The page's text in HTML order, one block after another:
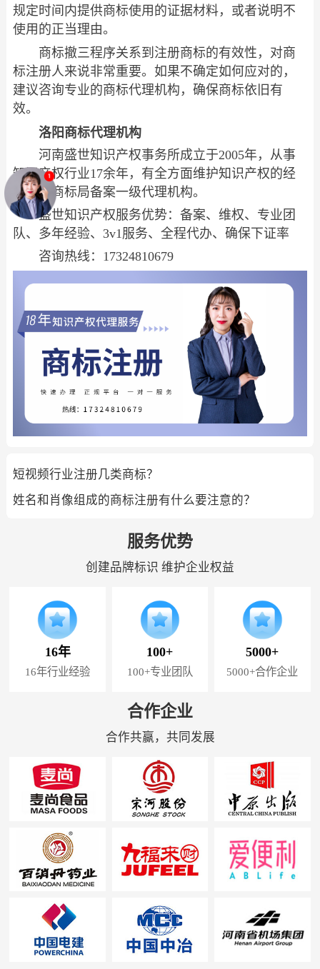
规定时间内提供商标使用的证据材料，或者说明不
使用的正当理由。
商标撤三程序关系到注册商标的有效性，对商
标注册人来说非常重要。如果不确定如何应对的，
建议咨询专业的商标代理机构，确保商标依旧有
效。
洛阳商标代理机构
河南盛世知识产权事务所成立于2005年，从事
知识产权行业17余年，有全方面维护知识产权的经
验，是商标局备案一级代理机构。
盛世知识产权服务优势：备案、维权、专业团
队、多年经验、3v1服务、全程代办、确保下证率
咨询热线：17324810679
短视频行业注册几类商标？
姓名和肖像组成的商标注册有什么要注意的？
服务优势
创建品牌标识 维护企业权益
16年
16年行业经验
100+
100+专业团队
5000+
5000+合作企业
合作企业
合作共赢，共同发展